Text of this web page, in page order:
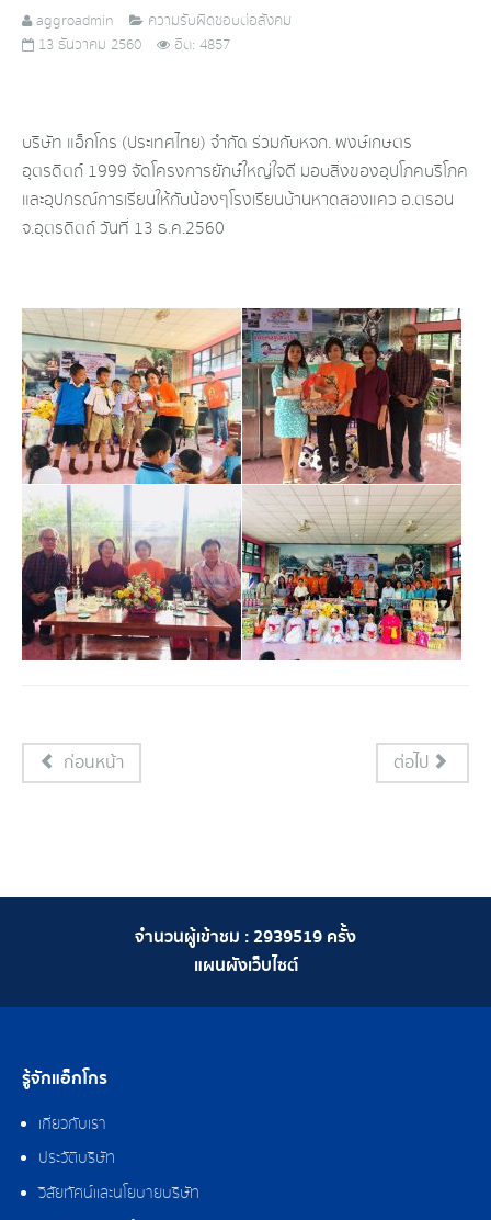
aggroadmin
ความรับผิดชอบต่อสังคม
13 ธันวาคม 2560
ฮิต: 4857
บริษัท แอ็กโกร (ประเทศไทย) จำกัด ร่วมกับหจก. พงษ์เกษตร
อุตรดิตถ์ 1999 จัดโครงการยักษ์ใหญ่ใจดี มอบสิ่งของอุปโภคบริโภค
และอุปกรณ์การเรียนให้กับน้องๆโรงเรียนบ้านหาดสองแคว อ.ตรอน
จ.อุตรดิตถ์ วันที่ 13 ธ.ค.2560
ก่อนหน้า ต่อไป
จำนวนผู้เข้าชม :2939519 ครั้ง
แผนผังเว็บไซต์
รู้จักแอ็กโกร
เกี่ยวกับเรา
ประวัติบริษัท
วิสัยทัศน์และนโยบายบริษัท